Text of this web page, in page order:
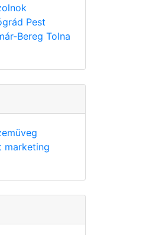
Pest
Bereg Tolna
marketing